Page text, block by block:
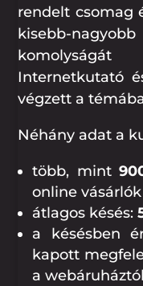
rendelt csomag
kisebb-
Internetkutató
végzett a
Néhány adat a
több, mint
online
átlagos késés:
a késésben
kapott
a